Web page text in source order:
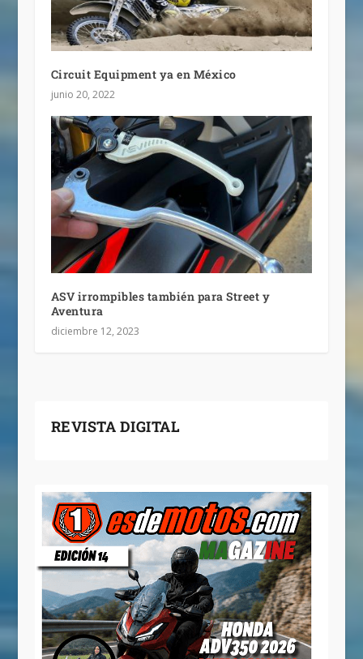
Circuit Equipment ya en México
junio 20, 2022
ASV irrompibles también para Street y
Aventura
diciembre 12, 2023
REVISTA DIGITAL